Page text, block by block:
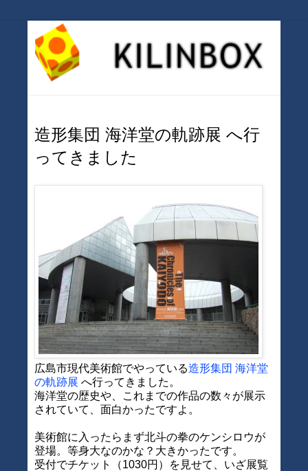
造形集団 海洋堂の軌跡展 へ行
ってきました
広島市現代美術館でやっている造形集団 海洋堂
の軌跡展 へ行ってきました。
海洋堂の歴史や、これまでの作品の数々が展示
されていて、面白かったですよ。
美術館に入ったらまず北斗の拳のケンシロウが
登場。等身大なのかな？大きかったです。
受付でチケット（1030円）を見せて、いざ展覧